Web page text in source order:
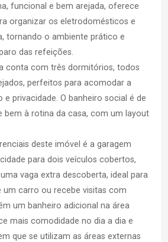
funcional e bem arejada, oferece
organizar os eletrodomésticos e
tornando o ambiente prático e
das refeições.
conta com três dormitórios, todos
perfeitos para acomodar a
privacidade. O banheiro social é de
bem à rotina da casa, com um layout
deste imóvel é a garagem
para dois veículos cobertos,
vaga extra descoberta, ideal para
um carro ou recebe visitas com
um banheiro adicional na área
mais comodidade no dia a dia e
que se utilizam as áreas externas